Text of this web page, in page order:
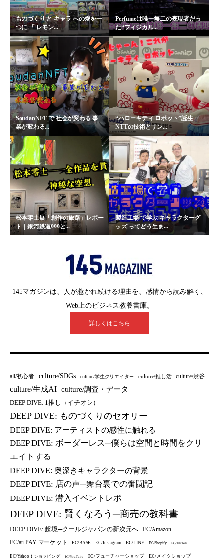
ものづくり と キャラ への愛を一
つに 「 レモン...
Perfumeは唯一無二の表現者だっ
た“フィジカル...
SoudanNFT で 社会が変わる 事
業が変わる...
“ハローキティ ロボット”誕生
NTTの技術とサン...
松本零士展「創作の旅路」レポー
ト｜銀河鉄道999と...
製造工場 で学ぶ キャラクターグ
ッズ ってどう生ま...
145マガジンは、人が惹かれ続ける理由を、感情から読み解く、
Web上のビジネス教養書庫。
詳しくはこちら
all/初心者 culture/SDGs culture/学生クリエイター culture/推し活 culture/渋谷
culture/生成AI culture/調査・データ
DEEP DIVE: 1推し（イチオシ）
DEEP DIVE: ものづくりのセオリー
DEEP DIVE: アーティストの感性に触れる
DEEP DIVE: ボーダーレス─僕らは空間と時間をクリ
エイトする
DEEP DIVE: 奥深きキャラクターの背景
DEEP DIVE: 店の声─舞台裏での奮闘記
DEEP DIVE: 潜入イベントレポ
DEEP DIVE: 賢くなろう─商売の教科書
DEEP DIVE: 超境─クールジャパンの新次元へ EC/Amazon
EC/au PAY マーケット EC/BASE EC/Instagram EC/LINE EC/Shopify EC/TikTok
EC/Yahoo！ショッピング EC/YouTube EC/フューチャーショップ EC/メイクショップ